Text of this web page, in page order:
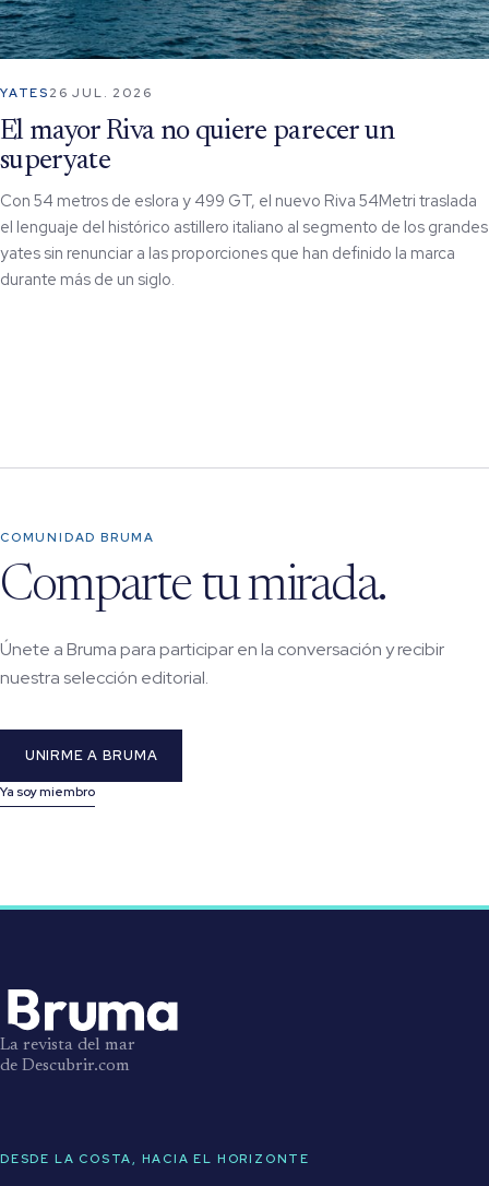
YATES 26 JUL. 2026
El mayor Riva no quiere parecer un
superyate
Con 54 metros de eslora y 499 GT, el nuevo Riva 54Metri traslada
el lenguaje del histórico astillero italiano al segmento de los grandes
yates sin renunciar a las proporciones que han definido la marca
durante más de un siglo.
COMUNIDAD BRUMA
Comparte tu mirada.
Únete a Bruma para participar en la conversación y recibir
nuestra selección editorial.
UNIRME A BRUMA
Ya soy miembro
La revista del mar
de Descubrir.com
DESDE LA COSTA, HACIA EL HORIZONTE